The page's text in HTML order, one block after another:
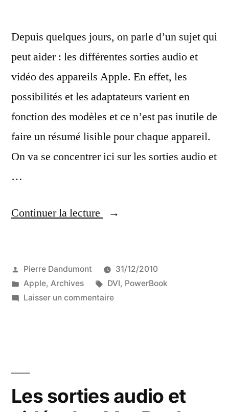
» »aluminium
»
Depuis quelques jours, on parle d’un sujet qui
peut aider : les différentes sorties audio et
vidéo des appareils Apple. En effet, les
possibilités et les adaptateurs varient en
fonction des modèles et ce n’est pas inutile de
faire un résumé lisible pour chaque appareil.
On va se concentrer ici sur les sorties audio et
…
Continuer la lecture
« Les
et
vidéo
Publié
par
Pierre Dandumont
31/12/2010
Publié
dans
Apple, Archives Étiquettes :
DVI, PowerBook
Laisser un commentairesur
PowerBook
Les sorties audio et